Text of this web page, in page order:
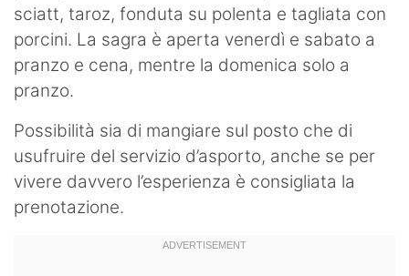
sciatt, taroz, fonduta su polenta e tagliata con
porcini. La sagra è aperta venerdì e sabato a
pranzo e cena, mentre la domenica solo a
pranzo.
Possibilità sia di mangiare sul posto che di
usufruire del servizio d’asporto, anche se per
vivere davvero l’esperienza è consigliata la
prenotazione.